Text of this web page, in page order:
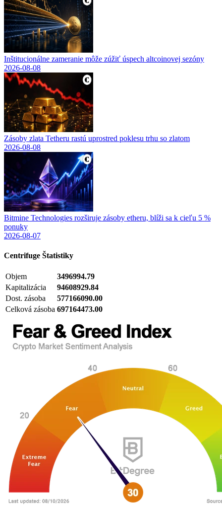
Inštitucionálne zameranie môže zúžiť úspech altcoinovej sezóny
2026-08-08
Zásoby zlata Tetheru rastú uprostred poklesu trhu so zlatom
2026-08-08
Bitmine Technologies rozširuje zásoby etheru, blíži sa k cieľu 5 %
ponuky
2026-08-07
Centrifuge Štatistiky
Objem
3496994.79
Kapitalizácia
94608929.84
Dost. zásoba
577166090.00
Celková zásoba 697164473.00